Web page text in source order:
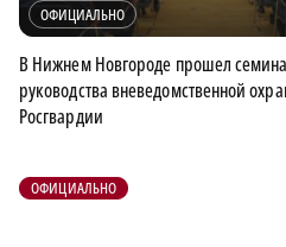
ОФИЦИАЛЬНО
В Нижнем Новгороде прошел
руководства вневедомственной
Росгвардии
ОФИЦИАЛЬНО